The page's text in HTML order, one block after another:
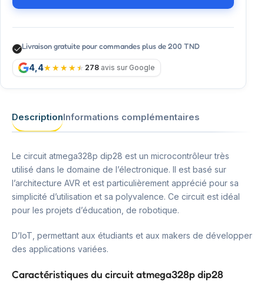
Livraison gratuite pour commandes plus de 200 TND
4,4 278 avis sur Google
DescriptionInformations complémentaires
Le circuit atmega328p dip28 est un microcontrôleur très
utilisé dans le domaine de l’électronique. Il est basé sur
l’architecture AVR et est particulièrement apprécié pour sa
simplicité d’utilisation et sa polyvalence. Ce circuit est idéal
pour les projets d’éducation, de robotique.
D’IoT, permettant aux étudiants et aux makers de développer
des applications variées.
Caractéristiques du circuit atmega328p dip28